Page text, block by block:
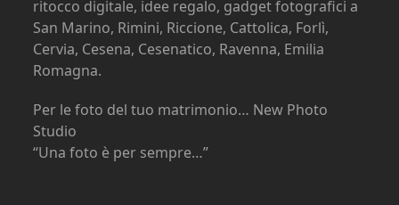
ritocco digitale, idee regalo, gadget fotografici a
San Marino, Rimini, Riccione, Cattolica, Forlì,
Cervia, Cesena, Cesenatico, Ravenna, Emilia
Romagna.
Per le foto del tuo matrimonio… New Photo
Studio
“Una foto è per sempre…”